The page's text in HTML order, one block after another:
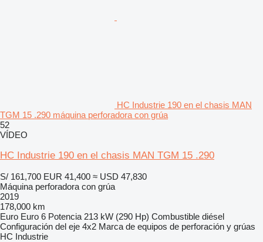
HC Industrie 190 en el chasis MAN
TGM 15 .290 máquina perforadora con grúa
52
VÍDEO
HC Industrie 190 en el chasis MAN TGM 15 .290
S/ 161,700 EUR 41,400 ≈ USD 47,830
Máquina perforadora con grúa
2019
178,000 km
Euro Euro 6 Potencia 213 kW (290 Hp) Combustible diésel
Configuración del eje 4x2 Marca de equipos de perforación y grúas
HC Industrie